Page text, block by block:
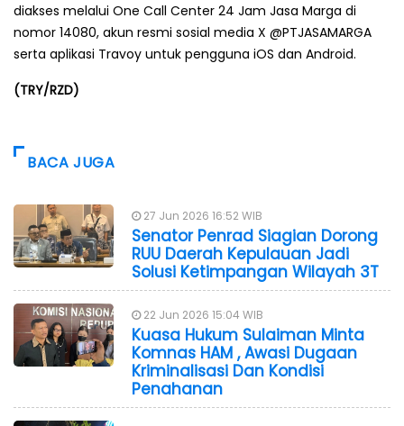
diakses melalui One Call Center 24 Jam Jasa Marga di
nomor 14080, akun resmi sosial media X @PTJASAMARGA
serta aplikasi Travoy untuk pengguna iOS dan Android.
(TRY/RZD)
BACA JUGA
27 Jun 2026 16:52 WIB
Senator Penrad Siagian Dorong
RUU Daerah Kepulauan Jadi
Solusi Ketimpangan Wilayah 3T
22 Jun 2026 15:04 WIB
Kuasa Hukum Sulaiman Minta
Komnas HAM , Awasi Dugaan
Kriminalisasi Dan Kondisi
Penahanan